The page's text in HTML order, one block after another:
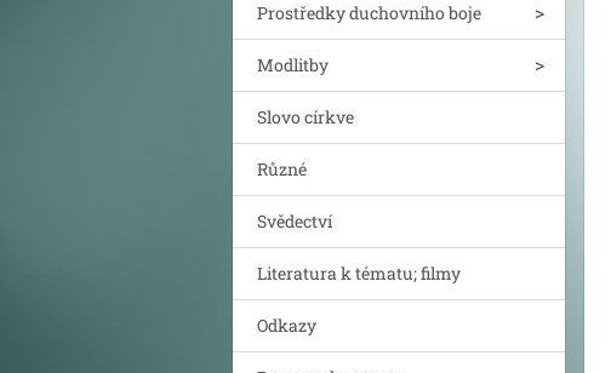
Prostředky duchovního boje
Modlitby
Slovo církve
Různé
Svědectví
Literatura k tématu; filmy
Odkazy